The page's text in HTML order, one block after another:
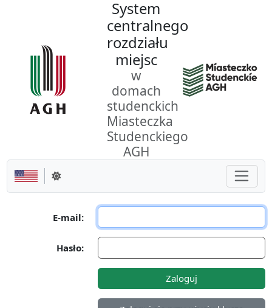
System
centralnego
rozdziału
miejsc
w
domach
studenckich
Miasteczka
Studenckiego
AGH
Zmień motyw
E-mail:
Hasło:
Zaloguj